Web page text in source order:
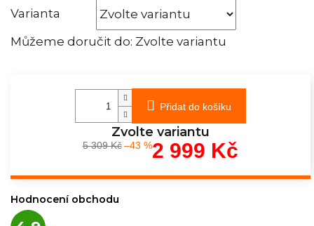
Varianta
Můžeme doručit do: Zvolte variantu
Přidat do košíku
Zvolte variantu
5 309 Kč –43 %2 999 Kč
Hodnocení obchodu